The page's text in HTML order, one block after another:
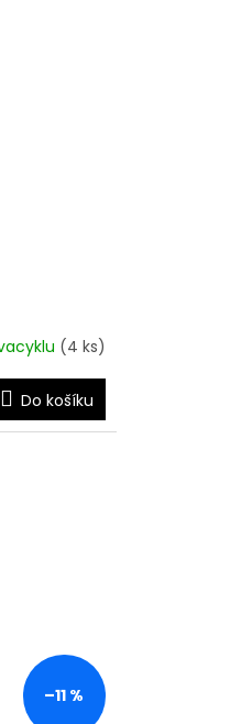
(4 ks)
Do košíku
–11 %